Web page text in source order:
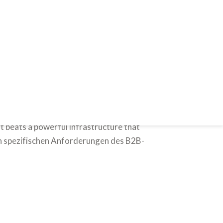
beats a powerful infrastructure that
spezifischen Anforderungen des B2B-